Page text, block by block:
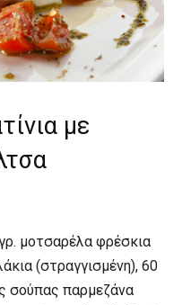
με
μοτσαρέλα φρέσκια
(στραγγισμένη), 60
σούπας παρμεζάνα